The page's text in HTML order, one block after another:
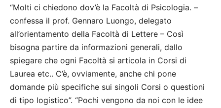
“Molti ci chiedono dov’è la Facoltà di Psicologia. –
confessa il prof. Gennaro Luongo, delegato
all’orientamento della Facoltà di Lettere – Così
bisogna partire da informazioni generali, dallo
spiegare che ogni Facoltà si articola in Corsi di
Laurea etc.. C’è, ovviamente, anche chi pone
domande più specifiche sui singoli Corsi o questioni
di tipo logistico”. “Pochi vengono da noi con le idee